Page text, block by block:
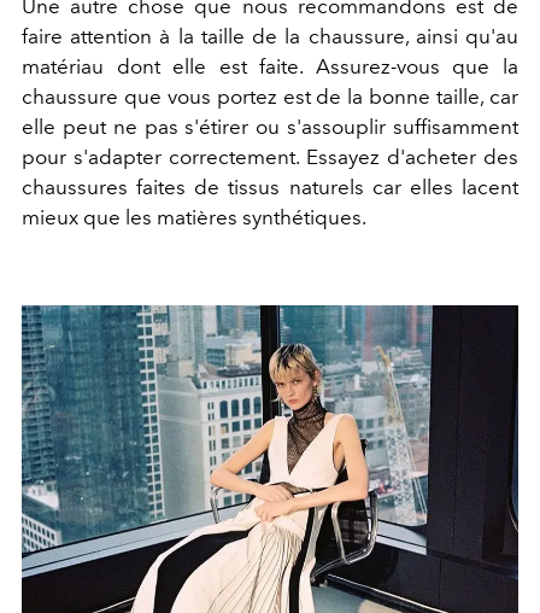
Une autre chose que nous recommandons est de
faire attention à la taille de la chaussure, ainsi qu'au
matériau dont elle est faite. Assurez-vous que la
chaussure que vous portez est de la bonne taille, car
elle peut ne pas s'étirer ou s'assouplir suffisamment
pour s'adapter correctement. Essayez d'acheter des
chaussures faites de tissus naturels car elles lacent
mieux que les matières synthétiques.